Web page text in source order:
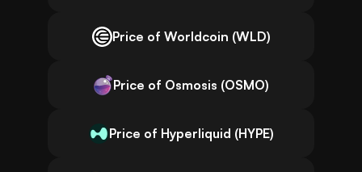
Price of Worldcoin (WLD)
Price of Osmosis (OSMO)
Price of Hyperliquid (HYPE)